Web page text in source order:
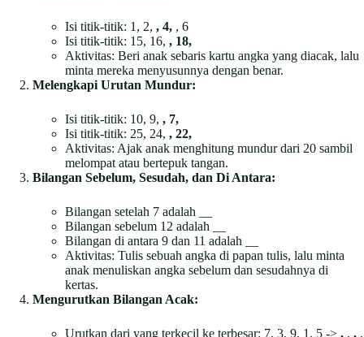
Isi titik-titik: 1, 2, , 4, , 6
Isi titik-titik: 15, 16, , 18,
Aktivitas: Beri anak sebaris kartu angka yang diacak, lalu
minta mereka menyusunnya dengan benar.
Melengkapi Urutan Mundur:
Isi titik-titik: 10, 9, , 7,
Isi titik-titik: 25, 24, , 22,
Aktivitas: Ajak anak menghitung mundur dari 20 sambil
melompat atau bertepuk tangan.
Bilangan Sebelum, Sesudah, dan Di Antara:
Bilangan setelah 7 adalah __
Bilangan sebelum 12 adalah __
Bilangan di antara 9 dan 11 adalah __
Aktivitas: Tulis sebuah angka di papan tulis, lalu minta
anak menuliskan angka sebelum dan sesudahnya di
kertas.
Mengurutkan Bilangan Acak:
Urutkan dari yang terkecil ke terbesar: 7, 3, 9, 1, 5 -> , , , ,